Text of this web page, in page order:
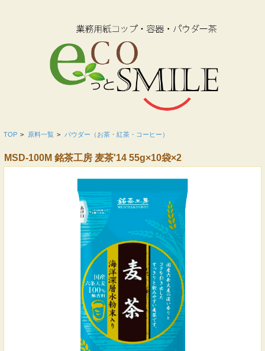
TOP > 原料一覧 > パウダー（お茶・紅茶・コーヒー）
MSD-100M 銘茶工房 麦茶'14 55g×10袋×2